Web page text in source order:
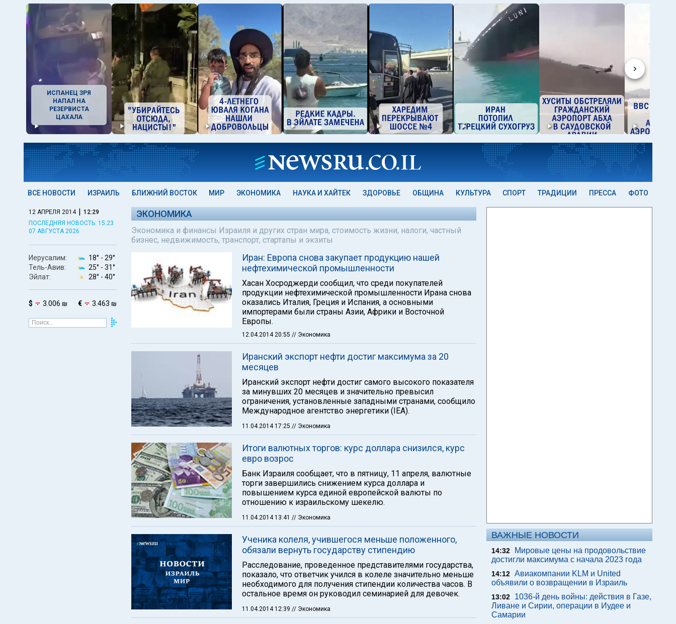
›
ИСПАНЕЦ ЗРЯ
НАПАЛ НА
РЕЗЕРВИСТА
ЦАХАЛА
ВСЕ НОВОСТИ ИЗРАИЛЬ БЛИЖНИЙ ВОСТОК МИР ЭКОНОМИКА НАУКА И ХАЙТЕК ЗДОРОВЬЕ ОБЩИНА КУЛЬТУРА СПОРТ ТРАДИЦИИ ПРЕССА ФОТО
12 АПРЕЛЯ 2014 | 12:29
ПОСЛЕДНЯЯ НОВОСТЬ: 15:23
07 АВГУСТА 2026
Иерусалим: 18° - 29°
Тель-Авив:
25° - 31°
Эйлат:
28° - 40°
$ 3.006 ₪ € 3.463 ₪
ЭКОНОМИКА
Экономика и финансы Израиля и других стран мира, стоимость жизни, налоги, частный
бизнес, недвижимость, транспорт, стартапы и экзиты
Иран: Европа снова закупает продукцию нашей
нефтехимической промышленности
Хасан Хосроджерди сообщил, что среди покупателей
продукции нефтехимической промышленности Ирана снова
оказались Италия, Греция и Испания, а основными
импортерами были страны Азии, Африки и Восточной
Европы.
12.04.2014 20:55 // Экономика
Иранский экспорт нефти достиг максимума за 20
месяцев
Иранский экспорт нефти достиг самого высокого показателя
за минувших 20 месяцев и значительно превысил
ограничения, установленные западными странами, сообщило
Международное агентство энергетики (IЕА).
11.04.2014 17:25 // Экономика
Итоги валютных торгов: курс доллара снизился, курс
евро возрос
Банк Израиля сообщает, что в пятницу, 11 апреля, валютные
торги завершились снижением курса доллара и
повышением курса единой европейской валюты по
отношению к израильскому шекелю.
11.04.2014 13:41 // Экономика
Ученика колеля, учившегося меньше положенного,
обязали вернуть государству стипендию
Расследование, проведенное представителями государства,
показало, что ответчик учился в колеле значительно меньше
необходимого для получения стипендии количества часов. В
остальное время он руководил семинарией для девочек.
11.04.2014 12:39 // Экономика
ВАЖНЫЕ НОВОСТИ
14:32
Мировые цены на продовольствие
достигли максимума с начала 2023 года
14:12 Авиакомпании KLM и United
объявили о возвращении в Израиль
13:02
1036-й день войны: действия в Газе,
Ливане и Сирии, операции в Иудее и
Самарии